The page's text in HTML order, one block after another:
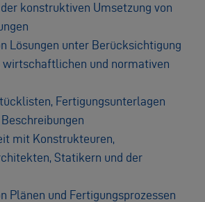
konstruktiven Umsetzung von
Lösungen unter Berücksichtigung
wirtschaftlichen und normativen
Fertigungsunterlagen
mit Konstrukteuren,
Statikern und der
Plänen und Fertigungsprozessen